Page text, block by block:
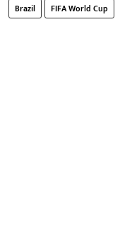
Brazil FIFA World Cup